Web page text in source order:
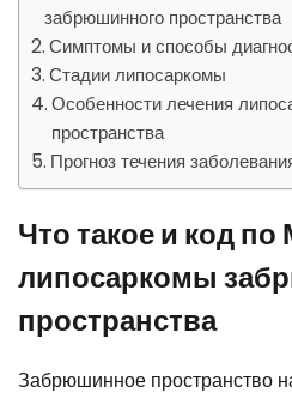
забрюшинного пространства
Симптомы и способы
Стадии липосаркомы
Особенности лечения
пространства
Прогноз течения
Что такое и код
липосаркомы
пространства
Забрюшинное пространство